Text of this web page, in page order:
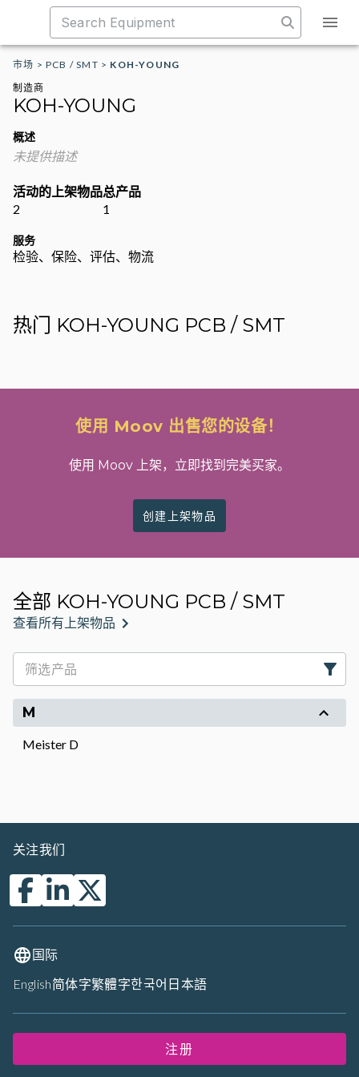
市场 >PCB / SMT > KOH-YOUNG
制造商
KOH-YOUNG
概述
未提供描述
活动的上架物品
2
总产品
1
服务
检验、保险、评估、物流
热门 KOH-YOUNG PCB / SMT
使用 Moov 出售您的设备！
使用 Moov 上架，立即找到完美买家。
创建上架物品
全部 KOH-YOUNG PCB / SMT
查看所有上架物品
M
Meister D
关注我们
国际
English简体字繁體字한국어 日本語
注册